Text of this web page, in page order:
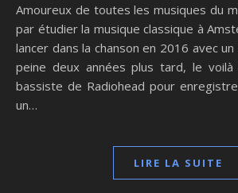
Amoureux de toutes les musiques du
par étudier la musique classique à
lancer dans la chanson en 2016 avec
peine deux années plus tard, le
bassiste de Radiohead pour
un…
LIRE LA SUITE